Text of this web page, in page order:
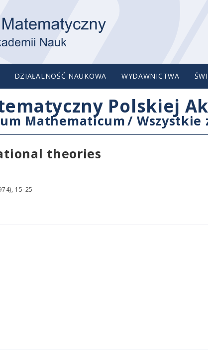
DZIAŁALNOŚĆ NAUKOWA WYDAWNICTWA
Polskiej
Mathematicum/ Wszystkie
theories
15-25